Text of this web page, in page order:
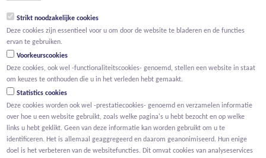
BTW BE 0466.256.432
Strikt noodzakelijke cookies
Deze cookies zijn essentieel voor u om door de website te bladeren en de functies
ervan te gebruiken.
Voorkeurscookies
Deze cookies, ook wel -functionaliteitscookies- genoemd, stellen een website in staat
om keuzes te onthouden die u in het verleden hebt gemaakt.
Statistics cookies
Deze cookies worden ook wel -prestatiecookies- genoemd en verzamelen informatie
over hoe u een website gebruikt, zoals welke pagina's u hebt bezocht en op welke
links u hebt geklikt. Geen van deze informatie kan worden gebruikt om u te
identificeren. Het is allemaal geaggregeerd en daarom geanonimiseerd. Hun enige
doel is het verbeteren van de websitefuncties. Dit omvat cookies van analyseservices